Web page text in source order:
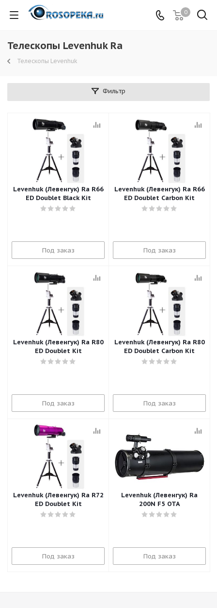
0
Телескопы Levenhuk Ra
Телескопы Levenhuk
Фильтр
Levenhuk (Левенгук) Ra R66
ED Doublet Black Kit
Под заказ
Levenhuk (Левенгук) Ra R66
ED Doublet Carbon Kit
Под заказ
Levenhuk (Левенгук) Ra R80
ED Doublet Kit
Под заказ
Levenhuk (Левенгук) Ra R80
ED Doublet Carbon Kit
Под заказ
Levenhuk (Левенгук) Ra R72
ED Doublet Kit
Под заказ
Levenhuk (Левенгук) Ra
200N F5 OTA
Под заказ